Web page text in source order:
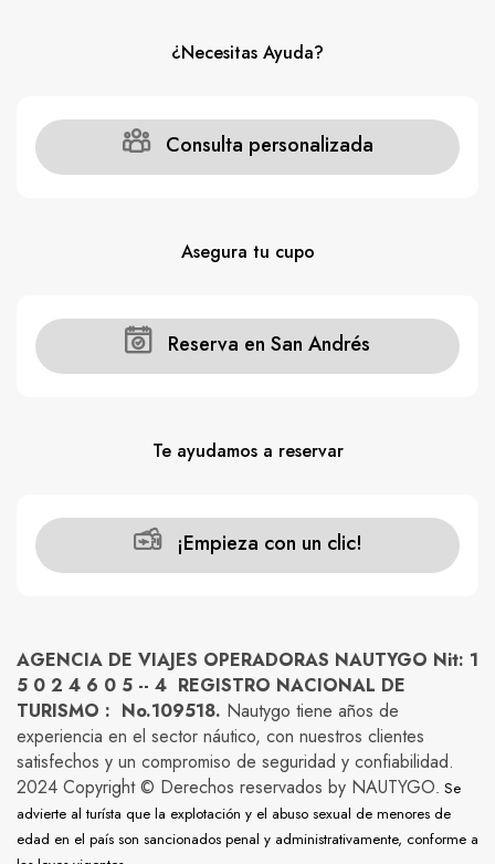
¿Necesitas Ayuda?
Consulta personalizada
Asegura tu cupo
Reserva en San Andrés
Te ayudamos a reservar
¡Empieza con un clic!
AGENCIA DE VIAJES OPERADORAS NAUTYGO Nit: 1
5 0 2 4 6 0 5 -- 4 REGISTRO NACIONAL DE
TURISMO : No.109518. Nautygo tiene años de
experiencia en el sector náutico, con nuestros clientes
satisfechos y un compromiso de seguridad y confiabilidad.
2024 Copyright © Derechos reservados by NAUTYGO. Se
advierte al turísta que la explotación y el abuso sexual de menores de
edad en el país son sancionados penal y administrativamente, conforme a